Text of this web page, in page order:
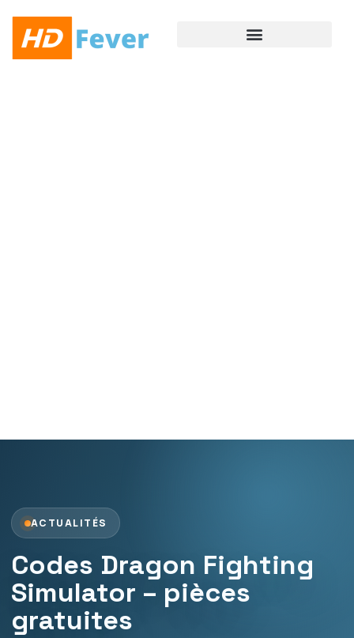
ACTUALITÉS
Codes Dragon Fighting
Simulator – pièces
gratuites